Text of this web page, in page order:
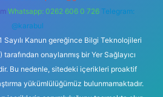
Whatsapp: 0262 606 0 726 Telegram:
@karabul
Sayılı Kanun gereğince Bilgi Teknolojileri
onaylanmış bir Yer Sağlayıcı
Bu nedenle, sitedeki içerikleri proaktif
yükümlülüğümüz bulunmamaktadır.